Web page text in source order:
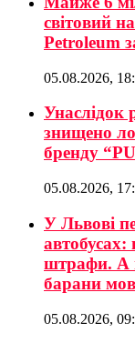
світовий
Petroleum
05.08.2026,
Унаслідок
знищено
бренду
05.08.2026,
У Львові
штрафи. А
барани
05.08.2026,